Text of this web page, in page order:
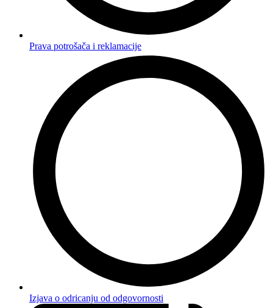
Prava potrošača i reklamacije
Izjava o odricanju od odgovornosti